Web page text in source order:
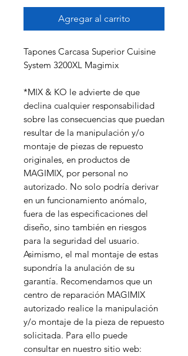
Agregar al carrito
Tapones Carcasa Superior Cuisine
System 3200XL Magimix
*MIX & KO le advierte de que
declina cualquier responsabilidad
sobre las consecuencias que puedan
resultar de la manipulación y/o
montaje de piezas de repuesto
originales, en productos de
MAGIMIX, por personal no
autorizado. No solo podría derivar
en un funcionamiento anómalo,
fuera de las especificaciones del
diseño, sino también en riesgos
para la seguridad del usuario.
Asimismo, el mal montaje de estas
supondría la anulación de su
garantía. Recomendamos que un
centro de reparación MAGIMIX
autorizado realice la manipulación
y/o montaje de la pieza de repuesto
solicitada. Para ello puede
consultar en nuestro sitio web: